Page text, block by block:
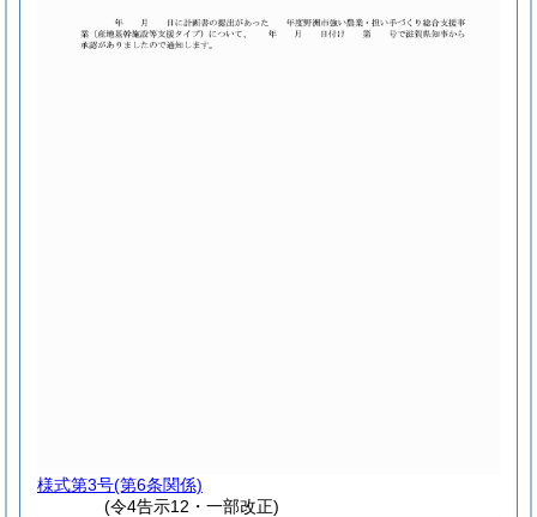
様式第3号(第6条関係)
(令4告示12・一部改正)